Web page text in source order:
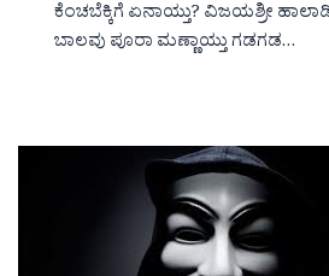
ಕೆಂಚಬೆಕ್ಕಿಗೆ ಏನಾಯ್ತು? ವಿಜಯಶ್ರೀ
ಬಾಲವು ಪೂರಾ ಮಣ್ಣಾಯ್ತು ಗಡಗಡ…